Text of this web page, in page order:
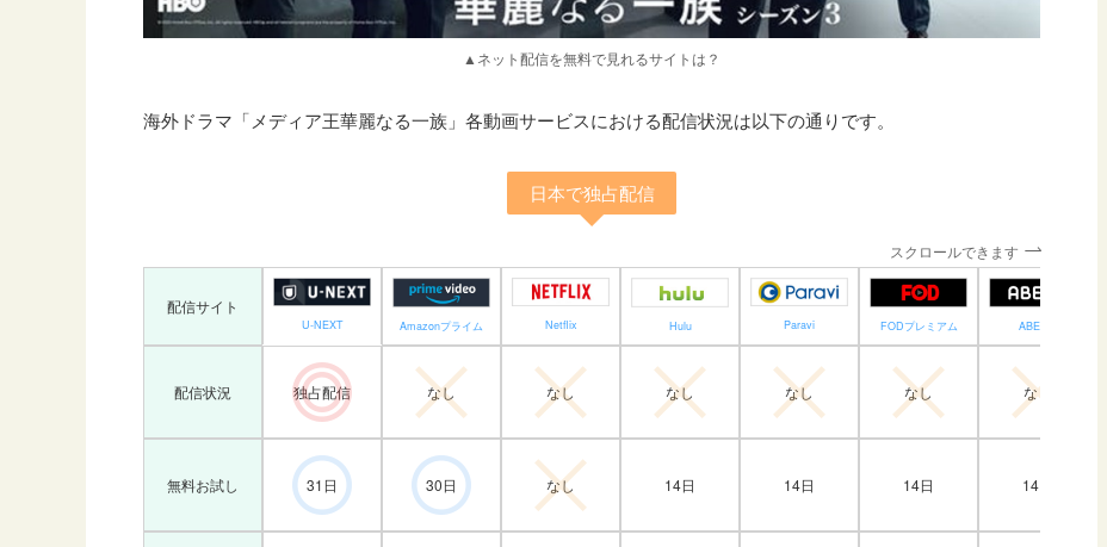
▲ネット配信を無料で見れるサイトは？
海外ドラマ「メディア王華麗なる一族」各動画サービスにおける配信状況は以下の通りです。
日本で独占配信
スクロールできます
配信サイト
U-NEXT Amazonプライム Netflix Hulu Paravi FODプレミアム ABEMA
配信状況 独占配信 なし なし なし なし なし なし
無料お試し 31日 30日 なし 14日 14日 14日 14日